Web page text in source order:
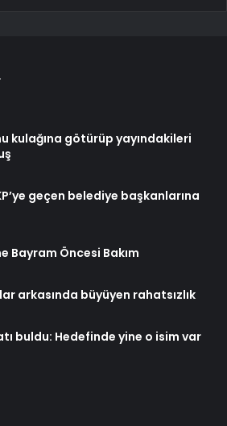
kulağına götürüp yayındakileri
geçen belediye başkanlarına
Bayram Öncesi Bakım
arkasında büyüyen rahatsızlık
buldu: Hedefinde yine o isim var